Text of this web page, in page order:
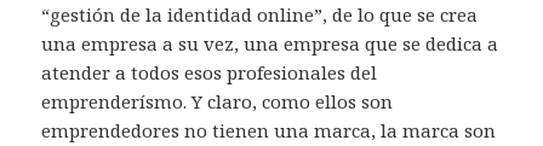
“gestión de la identidad online”, de lo que se crea
una empresa a su vez, una empresa que se dedica a
atender a todos esos profesionales del
emprenderísmo. Y claro, como ellos son
emprendedores no tienen una marca, la marca son